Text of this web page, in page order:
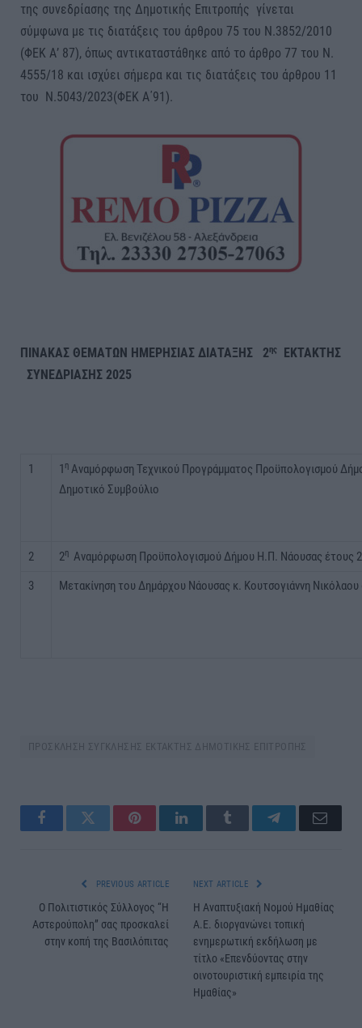
της συνεδρίασης της Δημοτικής Επιτροπής γίνεται
σύμφωνα με τις διατάξεις του άρθρου 75 του Ν.3852/2010
(ΦΕΚ Α’ 87), όπως αντικαταστάθηκε από το άρθρο 77 του Ν.
4555/18 και ισχύει σήμερα και τις διατάξεις του άρθρου 11
του Ν.5043/2023(ΦΕΚ Α΄91).
ΠΙΝΑΚΑΣ ΘΕΜΑΤΩΝ ΗΜΕΡΗΣΙΑΣ ΔΙΑΤΑΞΗΣ 2ης
ΕΚΤΑΚΤΗΣ
ΣΥΝΕΔΡΙΑΣΗΣ 2025
1 1 η Αναμόρφωση Τεχνικού Προγράμματος Προϋπολογισμού
Δημοτικό Συμβούλιο
2 2η Αναμόρφωση Προϋπολογισμού Δήμου Η.Π. Νάουσας έτους
3
Μετακίνηση του Δημάρχου Νάουσας κ. Κουτσογιάννη
ΠΡΟΣΚΛΗΣΗ ΣΥΓΚΛΗΣΗΣ ΕΚΤΑΚΤΗΣ ΔΗΜΟΤΙΚΗΣ ΕΠΙΤΡΟΠΗΣ
FacebookTwitter PinterestLinkedInTumblr TelegramEmail
PREVIOUS ARTICLE
Ο Πολιτιστικός Σύλλογος “Η
Αστερούπολη” σας προσκαλεί
στην κοπή της Βασιλόπιτας
NEXT ARTICLE
Η Αναπτυξιακή Νομού Ημαθίας
Α.Ε. διοργανώνει τοπική
ενημερωτική εκδήλωση με
τίτλο «Επενδύοντας στην
οινοτουριστική εμπειρία της
Ημαθίας»